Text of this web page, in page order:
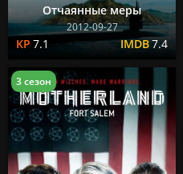
Отчаянные меры
2012-09-27
7.1 7.4
3 сезон